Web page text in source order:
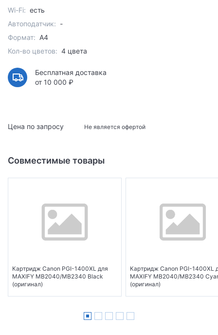
Wi-Fi: есть
Автоподатчик: -
Формат: A4
Кол-во цветов: 4 цвета
Бесплатная доставка
от 10 000 ₽
Цена по запросу Не является офертой
Совместимые товары
Картридж Canon PGI-1400XL для
MAXIFY МВ2040/МВ2340 Black
(оригинал)
Картридж Canon PGI-1400XL
MAXIFY МВ2040/МВ2340
(оригинал)